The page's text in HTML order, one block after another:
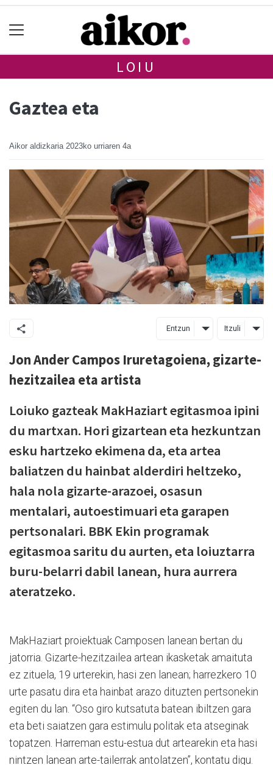
LOIU
Gaztea eta
Aikor aldizkaria 2023ko urriaren 4a
Entzun Itzuli
Jon Ander Campos Iruretagoiena, gizarte-
hezitzailea eta artista
Loiuko gazteak MakHaziart egitasmoa ipini
du martxan. Hori gizartean eta hezkuntzan
esku hartzeko ekimena da, eta artea
baliatzen du hainbat alderdiri heltzeko,
hala nola gizarte-arazoei, osasun
mentalari, autoestimuari eta garapen
pertsonalari. BBK Ekin programak
egitasmoa saritu du aurten, eta loiuztarra
buru-belarri dabil lanean, hura aurrera
ateratzeko.
MakHaziart proiektuak Camposen lanean bertan du
jatorria. Gizarte-hezitzailea artean ikasketak amaituta
ez zituela, 19 urterekin, hasi zen lanean; harrezkero 10
urte pasatu dira eta hainbat arazo dituzten pertsonekin
egiten du lan. “Oso giro kutsatuta batean ibiltzen gara
eta beti saiatzen gara estimulu politak eta atseginak
topatzen. Harreman estu-estua dut artearekin eta hasi
nintzen lanean arte-tailerrak antolatzen”, kontatu digu.